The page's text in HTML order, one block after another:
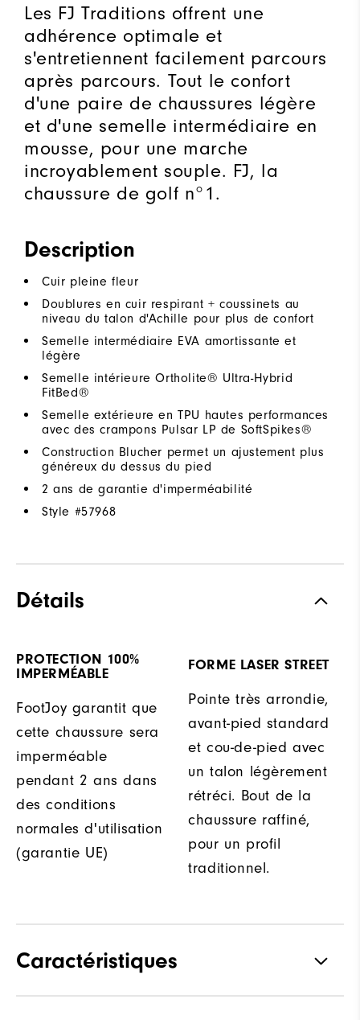
Les FJ Traditions offrent une
adhérence optimale et
s'entretiennent facilement parcours
après parcours. Tout le confort
d'une paire de chaussures légère
et d'une semelle intermédiaire en
mousse, pour une marche
incroyablement souple. FJ, la
chaussure de golf n°1.
Description
Cuir pleine fleur
Doublures en cuir respirant + coussinets au
niveau du talon d'Achille pour plus de confort
Semelle intermédiaire EVA amortissante et
légère
Semelle intérieure Ortholite® Ultra-Hybrid
FitBed®
Semelle extérieure en TPU hautes performances
avec des crampons Pulsar LP de SoftSpikes®
Construction Blucher permet un ajustement plus
généreux du dessus du pied
2 ans de garantie d'imperméabilité
Style #57968
Détails
PROTECTION 100%
IMPERMÉABLE
FootJoy garantit que
cette chaussure sera
imperméable
pendant 2 ans dans
des conditions
normales d'utilisation
(garantie UE)
FORME LASER STREET
Pointe très arrondie,
avant-pied standard
et cou-de-pied avec
un talon légèrement
rétréci. Bout de la
chaussure raffiné,
pour un profil
traditionnel.
Caractéristiques